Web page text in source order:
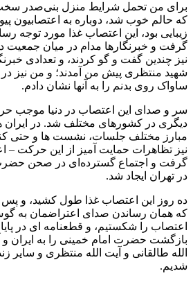
براى من تحمل شرایط منزل بنى‏‌صدر سخت
که حالم خوب شد، دوباره به ‏اعتصابیون
زیبایى بود، این اعتصاب غذا مورد توجه
گرفت و خبرنگارها مدام در میان ‏جمعیت
نیز چندین گفت‌ و گو کردند، و ‌‏تعدادى
شهید منتظرى پیش من آمدند؛ ‏و من نیز در
‏ساواک روى بدنم را به آنها نشان ‏دادم. ‏
سر و صداى این اعتصاب در دنیا موجب
دیگرى ‏در کشورهاى مختلف شد. در
مبارز مختلف ‏جلسات، نشست‏ ها و حتى
نیز ‏تظاهرات حمایت‌ آمیز ‏از این حرکت
گرفت‌ و اجتماع گسترده‌اى در ‏صحن
در تهران ایجاد شد.‏ ‏
ده روز این اعتصاب غذا طول کشید، و پس
که همان رساندن صداى اعتراضمان به
اعتصاب را شکستیم، و قطعنامه‏‌ اى در
‏بازگشت‏ حضرت ‏امام ‏خمینى را به‏ ایران و
‏‌الله طالقانى و آیت‌ الله منتظرى و سایر
شدیم.‏